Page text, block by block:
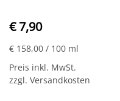
€ 7,90
€ 158,00 / 100 ml
Preis inkl. MwSt.
zzgl. Versandkosten